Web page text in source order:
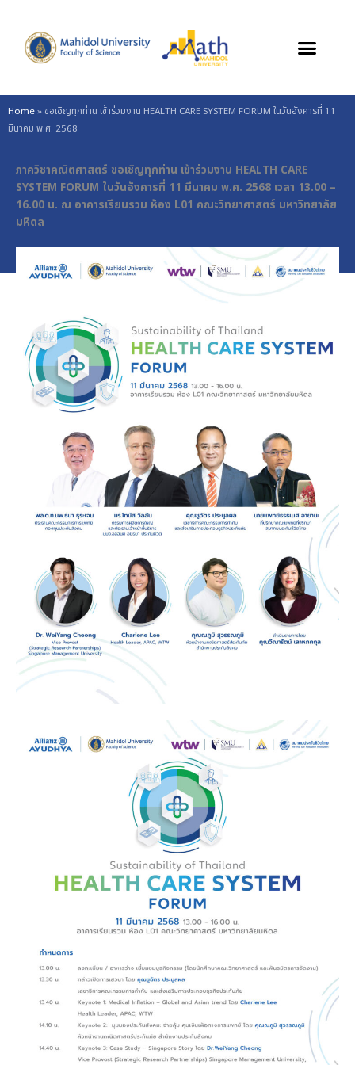
content
Home»ขอเชิญทุกท่าน เข้าร่วมงาน HEALTH CARE SYSTEM FORUM ในวันอังคารที่ 11
มีนาคม พ.ศ. 2568
ภาควิชาคณิตศาสตร์ ขอเชิญทุกท่าน เข้าร่วมงาน HEALTH CARE
SYSTEM FORUM ในวันอังคารที่ 11 มีนาคม พ.ศ. 2568 เวลา 13.00 –
16.00 น. ณ อาคารเรียนรวม ห้อง L01 คณะวิทยาศาสตร์ มหาวิทยาลัย
มหิดล